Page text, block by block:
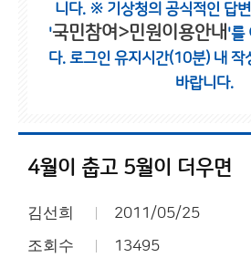
니다. ※ 기상청의 공식적인 답
'국민참여>민원이용안내 '를
다. 로그인 유지시간(10분) 내 작
바랍니다.
4월이 춥고 5월이 더우면
김선희 2011/05/25
조회수 13495